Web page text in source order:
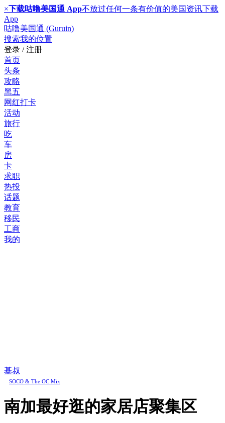
×下载咕噜美国通 App不放过任何一条有价值的美国资讯下载
App
咕噜美国通 (Guruin)
搜索我的位置
登录 / 注册
首页
头条
攻略
黑五
网红打卡
活动
旅行
吃
车
房
卡
求职
热投
话题
教育
移民
工商
我的
基叔
SOCO & The OC Mix
南加最好逛的家居店聚集区